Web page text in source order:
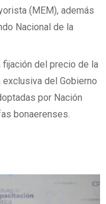
(MEM), además
Nacional de la
fijación del precio de la
del Gobierno
por Nación
bonaerenses.